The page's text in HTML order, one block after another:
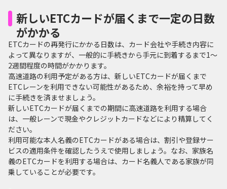
新しいETCカードが届くまで一定の日数
がかかる
ETCカードの再発行にかかる日数は、カード会社や手続き内容に
よって異なりますが、一般的に手続きから手元に到着するまで1～
2週間程度の時間がかかります。
高速道路の利用予定がある方は、新しいETCカードが届くまで
ETCレーンを利用できない可能性があるため、余裕を持って早め
に手続きを済ませましょう。
新しいETCカードが届くまでの期間に高速道路を利用する場合
は、一般レーンで現金やクレジットカードなどにより精算してく
ださい。
利用可能な本人名義のETCカードがある場合は、割引や登録サー
ビスの適用条件を確認したうえで使用しましょう。なお、家族名
義のETCカードを利用する場合は、カード名義人である家族が同
乗していることが必要です。